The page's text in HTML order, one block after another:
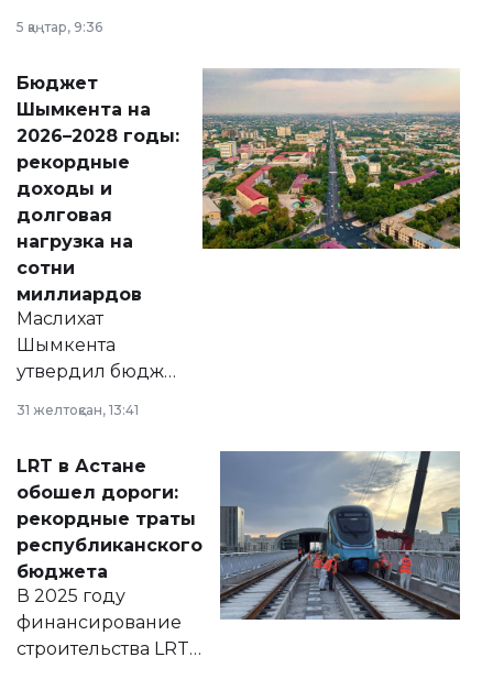
принести
народу
Венесуэлы.
5 қаңтар, 9:36
Бюджет
Шымкента на
2026–2028 годы:
рекордные
доходы и
долговая
нагрузка на
сотни
миллиардов
Маслихат
Шымкента
утвердил бюджет
2028 годы.
документ
появился в базе
нормативных
правовых актов и
на сайте маслихат
города.
31 желтоқсан, 13:41
LRT в Астане
обошел дороги:
рекордные траты
республиканского
бюджета
В 2025 году
финансирование
строительства LRT